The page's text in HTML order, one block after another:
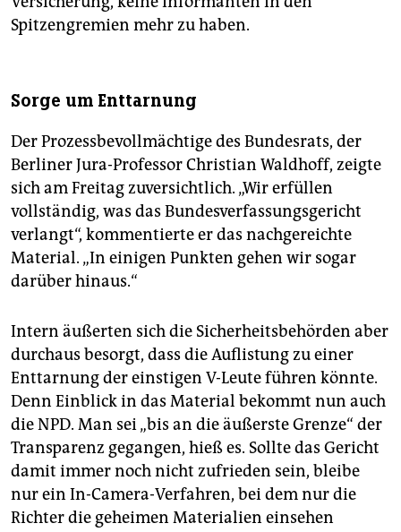
Spitzengremien mehr zu haben.
Sorge um Enttarnung
Der Prozessbevollmächtige des Bundesrats, der
Berliner Jura-Professor Christian Waldhoff, zeigte
sich am Freitag zuversichtlich. „Wir erfüllen
vollständig, was das Bundesverfassungsgericht
verlangt“, kommentierte er das nachgereichte
Material. „In einigen Punkten gehen wir sogar
darüber hinaus.“
Intern äußerten sich die Sicherheitsbehörden aber
durchaus besorgt, dass die Auflistung zu einer
Enttarnung der einstigen V-Leute führen könnte.
Denn Einblick in das Material bekommt nun auch
die NPD. Man sei „bis an die äußerste Grenze“ der
Transparenz gegangen, hieß es. Sollte das Gericht
damit immer noch nicht zufrieden sein, bleibe
nur ein In-Camera-Verfahren, bei dem nur die
Richter die geheimen Materialien einsehen